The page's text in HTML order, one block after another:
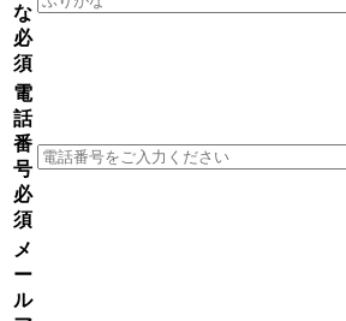
な
必
須
電
話
番
号
必
須
メ
ー
ル